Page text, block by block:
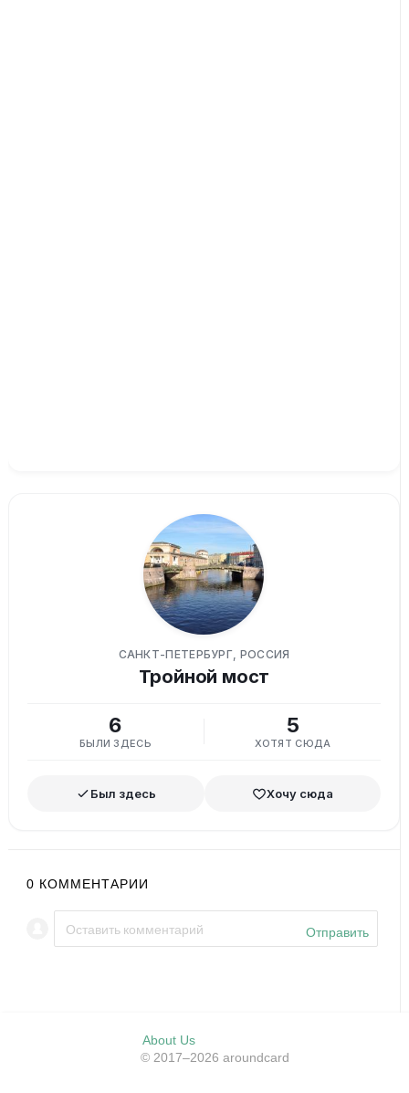
САНКТ-ПЕТЕРБУРГ, РОССИЯ
Тройной мост
6
БЫЛИ ЗДЕСЬ
5
ХОТЯТ СЮДА
Был здесь Хочу сюда
0 КОММЕНТАРИИ
Отправить
About Us
© 2017–2026 aroundcard